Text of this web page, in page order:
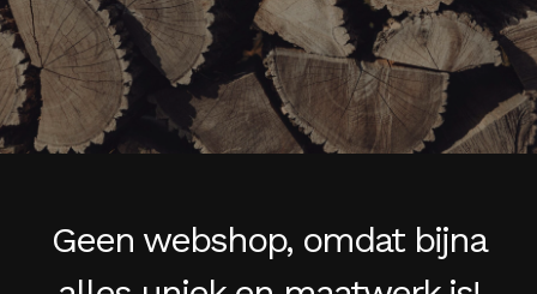
Geen webshop, omdat bijna